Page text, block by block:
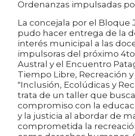
Ordenanzas impulsadas
La concejala por el Bloque
pudo hacer entrega de la
interés municipal a las
impulsoras del próximo
Austral y el Encuentro
Tiempo Libre, Recreación y
"Inclusión, Ecolúdicas y
trata de un taller que
compromiso con la
y la justicia al abordar de
comprometida la